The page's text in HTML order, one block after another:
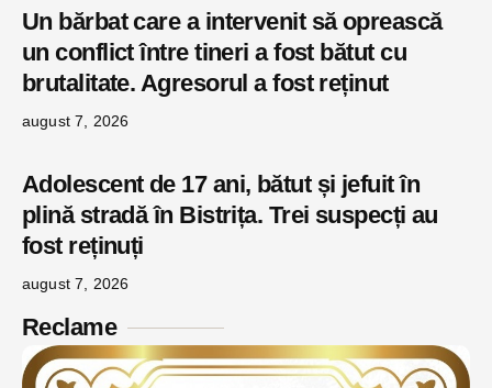
Un bărbat care a intervenit să oprească
un conflict între tineri a fost bătut cu
brutalitate. Agresorul a fost reținut
august 7, 2026
Adolescent de 17 ani, bătut și jefuit în
plină stradă în Bistrița. Trei suspecți au
fost reținuți
august 7, 2026
Reclame